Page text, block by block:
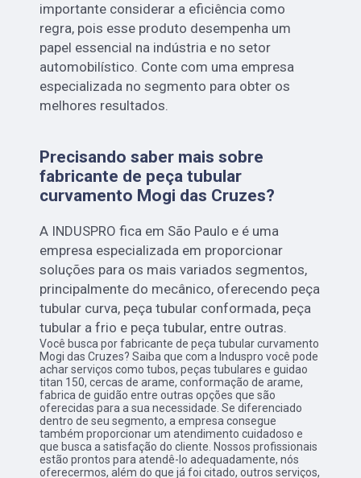
importante considerar a eficiência como
regra, pois esse produto desempenha um
papel essencial na indústria e no setor
automobilístico. Conte com uma empresa
especializada no segmento para obter os
melhores resultados.
Precisando saber mais sobre
fabricante de peça tubular
curvamento Mogi das Cruzes?
A INDUSPRO fica em São Paulo e é uma
empresa especializada em proporcionar
soluções para os mais variados segmentos,
principalmente do mecânico, oferecendo peça
tubular curva, peça tubular conformada, peça
tubular a frio e peça tubular, entre outras.
Você busca por fabricante de peça tubular curvamento
Mogi das Cruzes? Saiba que com a Induspro você pode
achar serviços como tubos, peças tubulares e guidao
titan 150, cercas de arame, conformação de arame,
fabrica de guidão entre outras opções que são
oferecidas para a sua necessidade. Se diferenciado
dentro de seu segmento, a empresa consegue
também proporcionar um atendimento cuidadoso e
que busca a satisfação do cliente. Nossos profissionais
estão prontos para atendê-lo adequadamente, nós
oferecermos, além do que já foi citado, outros serviços,